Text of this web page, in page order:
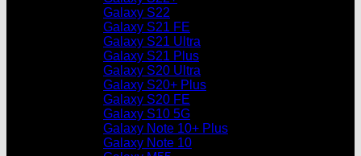
Galaxy S22
Galaxy S21 FE
Galaxy S21 Ultra
Galaxy S21 Plus
Galaxy S20 Ultra
Galaxy S20+ Plus
Galaxy S20 FE
Galaxy S10 5G
Galaxy Note 10+ Plus
Galaxy Note 10